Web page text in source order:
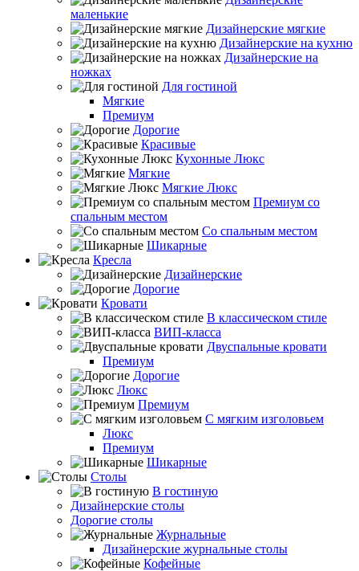
маленькие
Дизайнерские мягкие
Дизайнерские на кухню
Дизайнерские на
ножках
Для гостиной
Мягкие
Премиум
Дорогие
Красивые
Кухонные Люкс
Мягкие
Мягкие Люкс
Премиум со
спальным местом
Со спальным местом
Шикарные
Кресла
Дизайнерские
Дорогие
Кровати
В классическом стиле
ВИП-класса
Двуспальные кровати
Премиум
Дорогие
Люкс
Премиум
С мягким изголовьем
Люкс
Премиум
Шикарные
Столы
В гостиную
Дизайнерские столы
Дорогие столы
Журнальные
Дизайнерские журнальные столы
Кофейные